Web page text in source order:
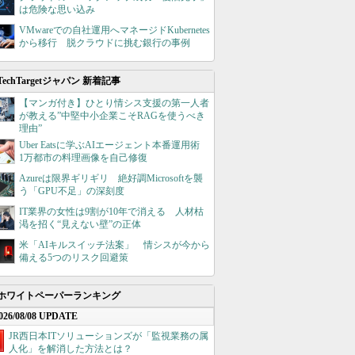
は危険な思い込み
VMwareでの自社運用へマネージドKubernetes
から移行 脱クラウドに挑む銀行の事例
ジャパン 新着記事
【マンガ付き】ひとり情シス支援の第一人者
が教える”中堅中小企業こそRAGを使うべき
理由”
Uber Eatsに学ぶAIエージェント本番運用術
1万都市の料理画像を自己修復
Azureは限界ギリギリ 絶好調Microsoftを襲
う「GPU不足」の深刻度
IT業界の女性は9割が10年で消える 人材枯
渇を招く“見えない壁”の正体
米「AIキルスイッチ法案」 情シスが今から
備える5つのリスク回避策
ワイトペーパーランキング
08/08 UPDATE
JR西日本ITソリューションズが「監視業務の属
人化」を解消した方法とは？